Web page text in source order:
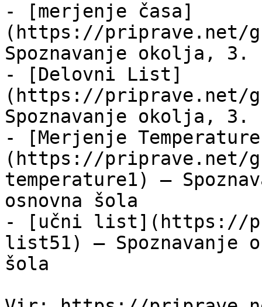
- [merjenje časa]
(https://priprave.net/
Spoznavanje okolja, 3.
- [Delovni List]
(https://priprave.net/
Spoznavanje okolja, 3.
- [Merjenje
(https://priprave.net/
temperature1) —
osnovna šola
- [učni list](https://
list51) — Spoznavanje
šola